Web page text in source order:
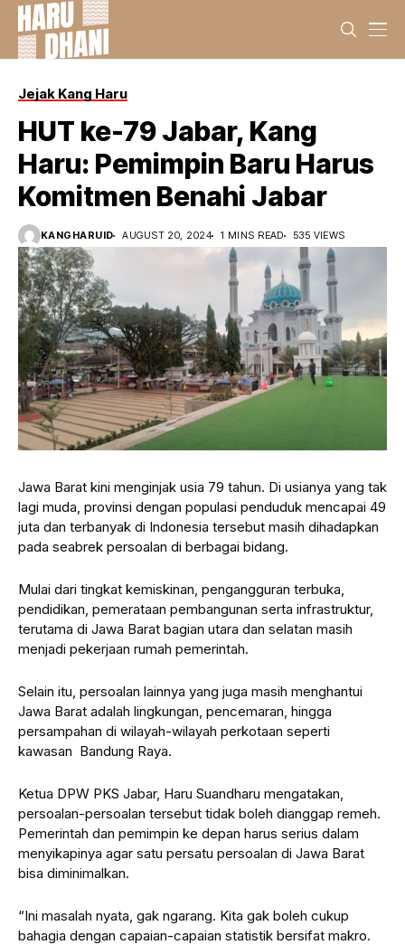
Jejak Kang Haru
HUT ke-79 Jabar, Kang
Haru: Pemimpin Baru Harus
Komitmen Benahi Jabar
KANGHARUID AUGUST 20, 2024 1 MINS READ 535 VIEWS
Jawa Barat kini menginjak usia 79 tahun. Di usianya yang tak
lagi muda, provinsi dengan populasi penduduk mencapai 49
juta dan terbanyak di Indonesia tersebut masih dihadapkan
pada seabrek persoalan di berbagai bidang.
Mulai dari tingkat kemiskinan, pengangguran terbuka,
pendidikan, pemerataan pembangunan serta infrastruktur,
terutama di Jawa Barat bagian utara dan selatan masih
menjadi pekerjaan rumah pemerintah.
Selain itu, persoalan lainnya yang juga masih menghantui
Jawa Barat adalah lingkungan, pencemaran, hingga
persampahan di wilayah-wilayah perkotaan seperti
kawasan Bandung Raya.
Ketua DPW PKS Jabar, Haru Suandharu mengatakan,
persoalan-persoalan tersebut tidak boleh dianggap remeh.
Pemerintah dan pemimpin ke depan harus serius dalam
menyikapinya agar satu persatu persoalan di Jawa Barat
bisa diminimalkan.
“Ini masalah nyata, gak ngarang. Kita gak boleh cukup
bahagia dengan capaian-capaian statistik bersifat makro.